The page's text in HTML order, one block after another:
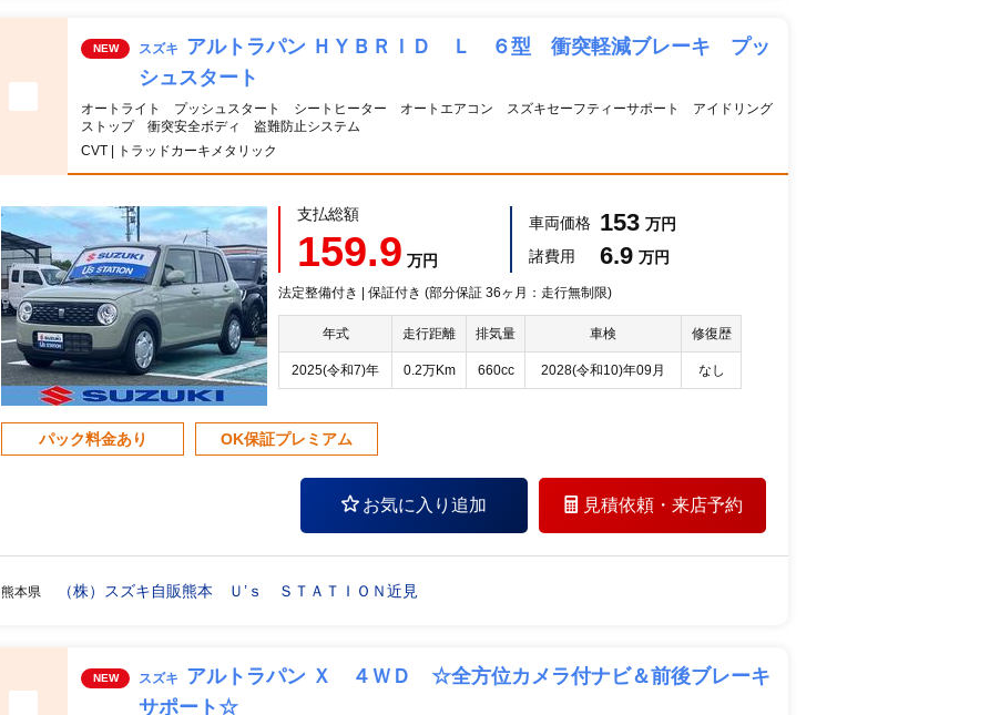
NEW スズキ
アルトラパン ＨＹＢＲＩＤ Ｌ ６型 衝突軽減ブレーキ プッ
シュスタート
オートライト プッシュスタート シートヒーター オートエアコン スズキセーフティーサポート アイドリング
ストップ 衝突安全ボディ 盗難防止システム
CVT | トラッドカーキメタリック
支払総額
159.9 万円
車両価格 153 万円
諸費用
6.9 万円
法定整備付き | 保証付き (部分保証 36ヶ月：走行無制限)
年式 走行距離 排気量 車検 修復歴
2025(令和7)年 0.2万Km 660cc 2028(令和10)年09月 なし
パック料金あり OK保証プレミアム
お気に入り追加 見積依頼・ 来店予約
熊本県 （株）スズキ自販熊本 Ｕ’ｓ ＳＴＡＴＩＯＮ近見
NEW スズキ
アルトラパン Ｘ ４ＷＤ ☆全方位カメラ付ナビ＆前後ブレーキ
サポート☆